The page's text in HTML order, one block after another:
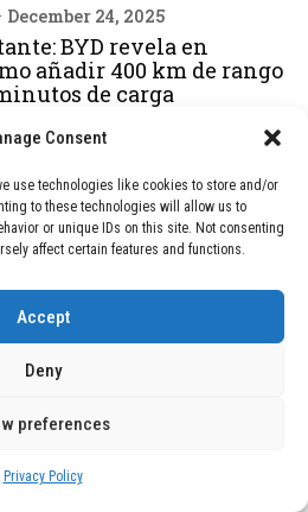
Consent
use technologies like cookies to store and/or
to these technologies will allow us to
or unique IDs on this site. Not consenting
affect certain features and functions.
Accept
Deny
preferences
Privacy Policy
December 24, 2025
BYD revela en
añadir 400 km de rango
de carga
February 9, 2026
rango de 45 km y
este scooter cuesta
y representa una
24, 2025
Obligatorias a Partir de